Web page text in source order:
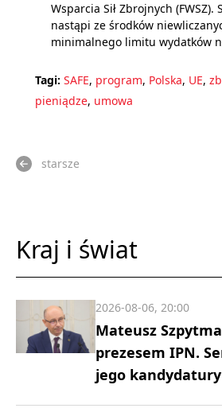
Wsparcia Sił Zbrojnych (FWSZ).
nastąpi ze środków
minimalnego limitu wydatków
Tagi: SAFE, program, Polska, UE,
pieniądze, umowa
starsze
Kraj i świat
Mateusz
prezesem IPN.
jego kandydatury
2026-08-06, 20:00